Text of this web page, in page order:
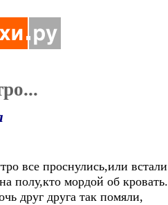
все проснулись,или встали
полу,кто мордой об кровать.
друг друга так помяли,